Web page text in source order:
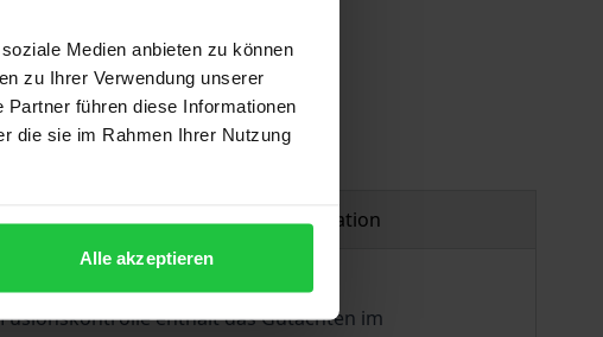
Medien anbieten zu können
zu Ihrer Verwendung unserer
führen diese Informationen
die sie im Rahmen Ihrer Nutzung
Alle akzeptieren
Product safety information
enthält das Gutachten im